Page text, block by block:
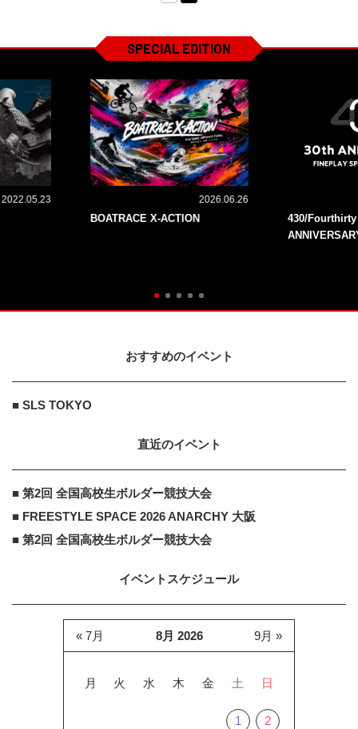
SPECIAL EDITION
2022.05.23 2026.06.26
BOATRACE X-ACTION
430/
おすすめのイベント
■ SLS TOKYO
直近のイベント
■ 第2回 全国高校生ボルダー競技大会
■ FREESTYLE SPACE 2026 ANARCHY 大阪
■ 第2回 全国高校生ボルダー競技大会
イベントスケジュール
8月 2026
月 火 水 木 金 土 日
1 2
« 7月 9月 »